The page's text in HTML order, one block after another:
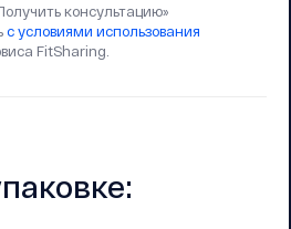
консультацию»
с условиями использования
FitSharing.